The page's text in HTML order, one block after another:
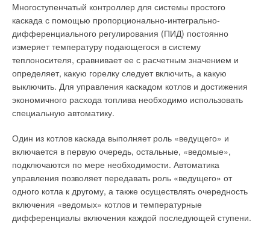
Многоступенчатый контроллер для системы простого
каскада с помощью пропорционально-интегрально-
дифференциального регулирования (ПИД) постоянно
измеряет температуру подающегося в систему
теплоносителя, сравнивает ее с расчетным значением и
определяет, какую горелку следует включить, а какую
выключить. Для управления каскадом котлов и достижения
экономичного расхода топлива необходимо использовать
специальную автоматику.
Один из котлов каскада выполняет роль «ведущего» и
включается в первую очередь, остальные, «ведомые»,
подключаются по мере необходимости. Автоматика
управления позволяет передавать роль «ведущего» от
одного котла к другому, а также осуществлять очередность
включения «ведомых» котлов и температурные
дифференциалы включения каждой последующей ступени.
Читайте по теме:
→ Комфорт и экономия с конденсационными технологиями
ЖУРНАЛ СОК ОКТЯБРЬ 2016
→
Elco — новый бренд конденсационных котлов на
российском рынке
ЖУРНАЛ СОК СЕНТЯБРЬ 2016
→ Солнечное теплоснабжение в мире и в России
ЖУРНАЛ СОК АВГУСТ 2013
→ Настенные двухконтурные газовые котлы. Обзор рынка
ЖУРНАЛ СОК АВГУСТ 2013
→ Однофазные проточные водонагреватели. Обзор рынка
Уведомления отключены
Комментарии